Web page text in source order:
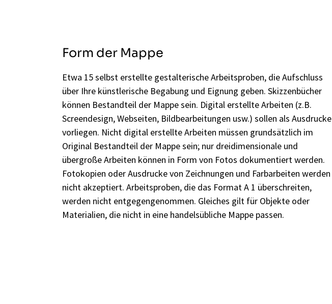
Form der Mappe
Etwa 15 selbst erstellte gestalterische Arbeitsproben, die Aufschluss
über Ihre künstlerische Begabung und Eignung geben. Skizzenbücher
können Bestandteil der Mappe sein. Digital erstellte Arbeiten (z.B.
Screendesign, Webseiten, Bildbearbeitungen usw.) sollen als Ausdrucke
vorliegen. Nicht digital erstellte Arbeiten müssen grundsätzlich im
Original Bestandteil der Mappe sein; nur dreidimensionale und
übergroße Arbeiten können in Form von Fotos dokumentiert werden.
Fotokopien oder Ausdrucke von Zeichnungen und Farbarbeiten werden
nicht akzeptiert. Arbeitsproben, die das Format A 1 überschreiten,
werden nicht entgegengenommen. Gleiches gilt für Objekte oder
Materialien, die nicht in eine handelsübliche Mappe passen.